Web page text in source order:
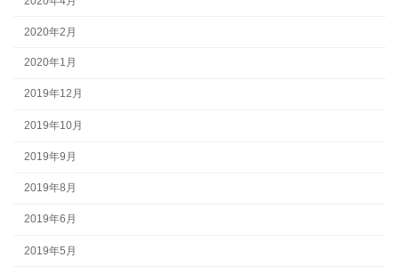
2020年2月
2020年1月
2019年12月
2019年10月
2019年9月
2019年8月
2019年6月
2019年5月